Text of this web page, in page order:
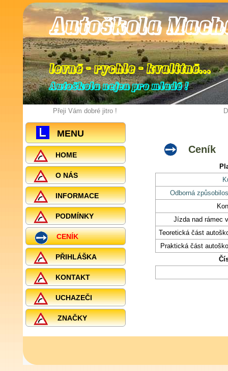
Autoškola
levně - rychle - kvalitně...
Autoškola nejen pro mladé !
Přeji Vám dobré jitro !
MENU
HOME
O NÁS
INFORMACE
PODMÍNKY
CENÍK
PŘIHLÁŠKA
KONTAKT
UCHAZEČI
ZNAČKY
Ceník
Odborná
Jízda nad rámec
Teoretická část
Praktická část